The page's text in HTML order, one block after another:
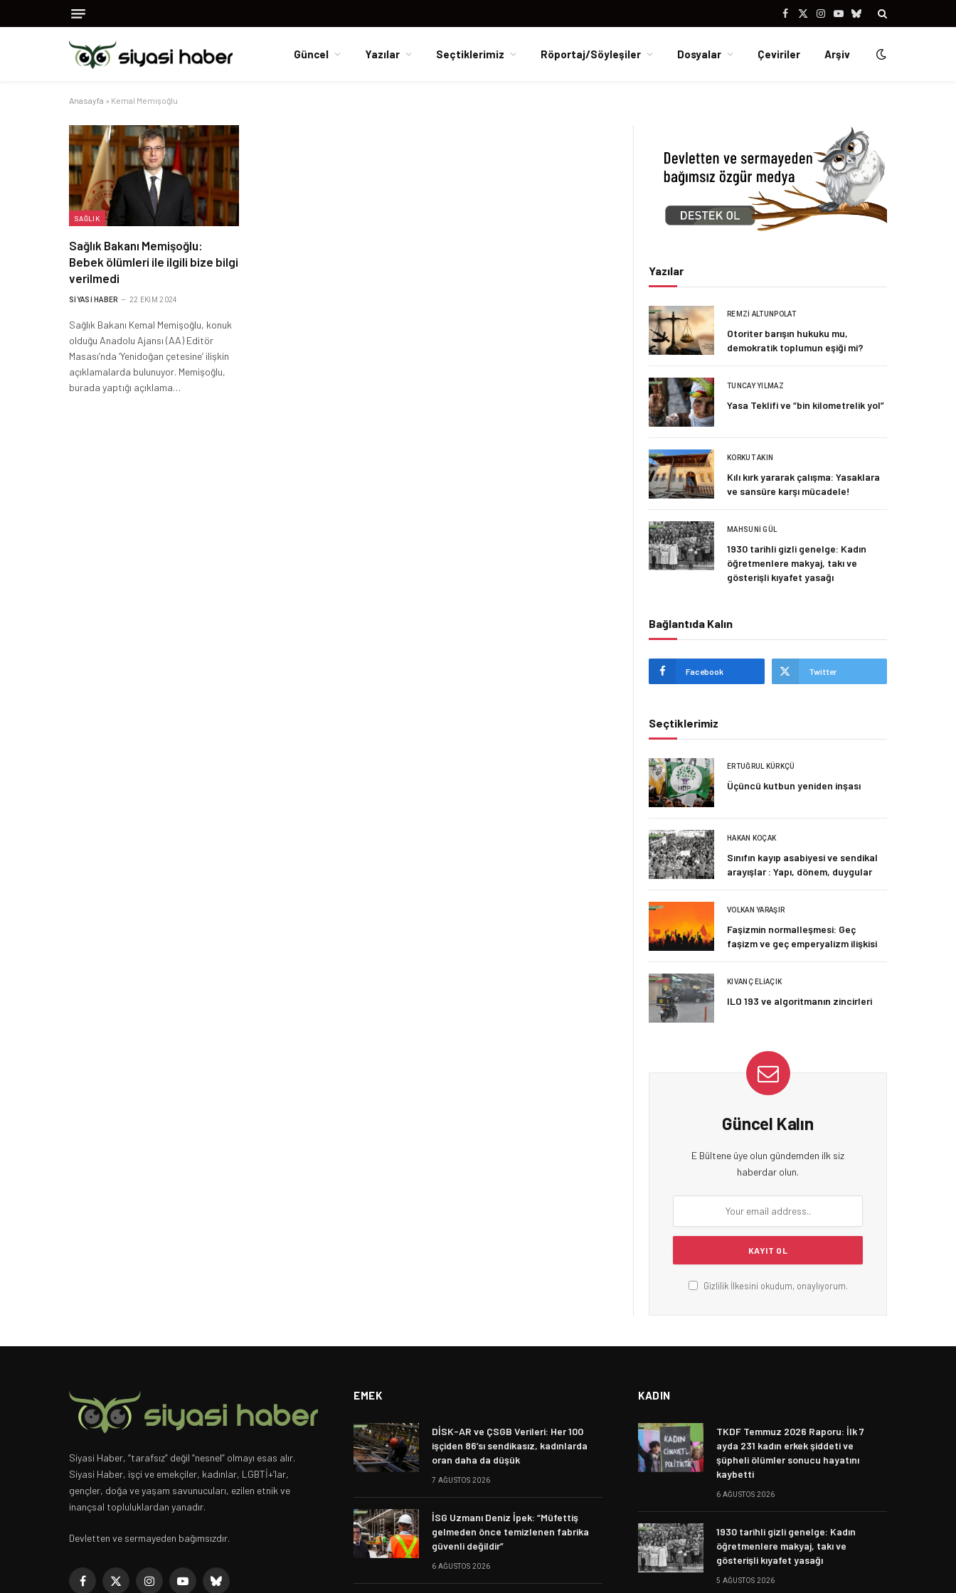
Facebook
X
Instagram
YouTubeBluesky
Güncel Yazılar Seçtiklerimiz Röportaj/Söyleşiler Dosyalar Çeviriler Arşiv
Anasayfa » Kemal Memişoğlu
SAĞLIK
Sağlık Bakanı Memişoğlu:
Bebek ölümleri ile ilgili bize bilgi
verilmedi
SIYASI HABER 22 EKIM 2024
Sağlık Bakanı Kemal Memişoğlu, konuk
olduğu Anadolu Ajansı (AA) Editör
Masası’nda ‘Yenidoğan çetesine’ ilişkin
açıklamalarda bulunuyor. Memişoğlu,
burada yaptığı açıklama…
Yazılar
REMZI ALTUNPOLAT
Otoriter barışın hukuku mu,
demokratik toplumun eşiği mi?
TUNCAY YILMAZ
Yasa Teklifi ve “bin kilometrelik yol”
KORKUT AKIN
Kılı kırk yararak çalışma: Yasaklara
ve sansüre karşı mücadele!
MAHSUNI GÜL
1930 tarihli gizli genelge: Kadın
öğretmenlere makyaj, takı ve
gösterişli kıyafet yasağı
Bağlantıda Kalın
Facebook Twitter
Seçtiklerimiz
ERTUĞRUL KÜRKÇÜ
Üçüncü kutbun yeniden inşası
HAKAN KOÇAK
Sınıfın kayıp asabiyesi ve sendikal
arayışlar : Yapı, dönem, duygular
VOLKAN YARAŞIR
Faşizmin normalleşmesi: Geç
faşizm ve geç emperyalizm ilişkisi
KIVANÇ ELIAÇIK
ILO 193 ve algoritmanın zincirleri
Güncel Kalın
E Bültene üye olun gündemden ilk siz
haberdar olun.
Gizlilik İlkesini okudum, onaylıyorum.
Siyasi Haber, “tarafsız” değil “nesnel” olmayı esas alır.
Siyasi Haber, işçi ve emekçiler, kadınlar, LGBTİ+’lar,
gençler, doğa ve yaşam savunucuları, ezilen etnik ve
inançsal topluluklardan yanadır.
Devletten ve sermayeden bağımsızdır.
Facebook
X InstagramYouTubeBluesky
EMEK
DİSK-AR ve ÇSGB Verileri: Her 100
işçiden 86’sı sendikasız, kadınlarda
oran daha da düşük
7 AĞUSTOS 2026
İSG Uzmanı Deniz İpek: “Müfettiş
gelmeden önce temizlenen fabrika
güvenli değildir”
6 AĞUSTOS 2026
KADIN
TKDF Temmuz 2026 Raporu: İlk 7
ayda 231 kadın erkek şiddeti ve
şüpheli ölümler sonucu hayatını
kaybetti
6 AĞUSTOS 2026
1930 tarihli gizli genelge: Kadın
öğretmenlere makyaj, takı ve
gösterişli kıyafet yasağı
5 AĞUSTOS 2026